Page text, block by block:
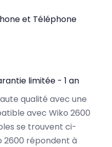
et Téléphone
limitée - 1 an
qualité avec une
avec Wiko 2600
se trouvent ci-
2600 répondent à